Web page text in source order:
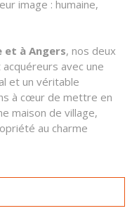
image : humaine,
et à Angers, nos deux
avec une
et un véritable
à cœur de mettre en
maison de village,
au charme
professionnelle et
transparence et
votre projet et